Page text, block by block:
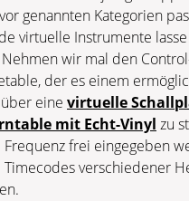
genannten Kategorien
virtuelle Instrumente
wir mal den
der es einem
über eine virtuelle
mit Echt-Vinyl zu
Frequenz frei eingegeben
Timecodes verschiedener